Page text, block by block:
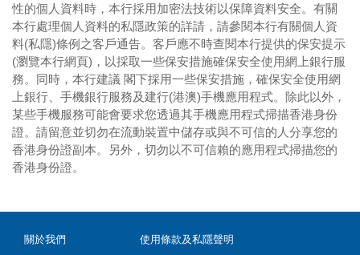
性的個人資料時，本行採用加密法技術以保障資料安全。有關
本行處理個人資料的私隱政策的詳請，請參閱本行有關個人資
料(私隱)條例之客戶通告。客戶應不時查閱本行提供的保安提示
(瀏覽本行網頁)，以採取一些保安措施確保安全使用網上銀行服
務。同時，本行建議 閣下採用一些保安措施，確保安全使用網
上銀行、手機銀行服務及建行(港澳)手機應用程式。除此以外，
某些手機服務可能會要求您透過其手機應用程式掃描香港身份
證。請留意並切勿在流動裝置中儲存或與不可信的人分享您的
香港身份證副本。另外，切勿以不可信賴的應用程式掃描您的
香港身份證。
關於我們
使用條款及私隱聲明